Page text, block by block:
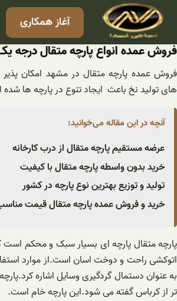
محتوا
آغاز همکاری
فروش عمده انواع پارچه متقال درجه
فروش عمده پارچه متقال در مشهد امکان
های تولید نخ باعث ایجاد تنوع در پارچه ها
آنچه در این مقاله می‌خوانید:
عرضه مستقیم پارچه متقال از درب کارخانه
خرید بدون واسطه پارچه متقال با کیفیت
تولید و توزیع بهترین نوع پارچه در کشور
خرید و فروش عمده پارچه متقال قیمت
پارچه متقال پارچه ای بسیار سبک و محکم است
اتوکشی راحت و دوخت اسان است.از موارد
به عنوان دستمال گردگیری وسایل اشاره
تر از کرباس گفته می شود.این پارچه خام است.